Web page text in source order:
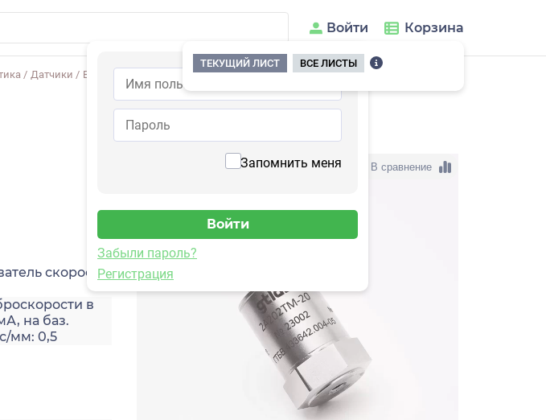
Войти
Запомнить меня
Забыли пароль?
Регистрация
Корзина
ТЕКУЩИЙ ЛИСТ
ВСЕ ЛИСТЫ
/ Датчики / Виброскорости 2A202TM-200(T)
скорости,
в
на баз.
мм: 0,5
В сравнение